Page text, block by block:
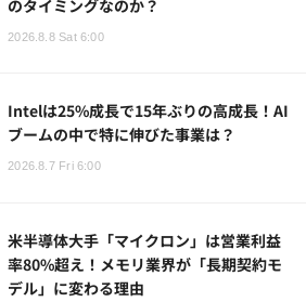
のタイミングなのか？
2026.8.8 Sat 6:00
Intelは25%成長で15年ぶりの高成長！AI
ブームの中で特に伸びた事業は？
2026.8.7 Fri 6:00
米半導体大手「マイクロン」は営業利益
率80%超え！メモリ業界が「長期契約モ
デル」に変わる理由